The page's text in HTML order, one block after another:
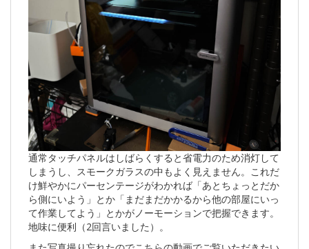
通常タッチパネルはしばらくすると省電力のため消灯して
しまうし、スモークガラスの中もよく見えません。これだ
け鮮やかにパーセンテージがわかれば「あとちょっとだか
ら側にいよう」とか「まだまだかかるから他の部屋にいっ
て作業してよう」とかがノーモーションで把握できます。
地味に便利（2回言いました）。